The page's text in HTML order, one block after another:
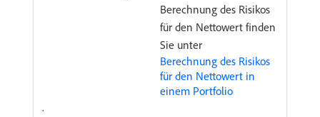
Berechnung des Risikos
für den Nettowert finden
Sie unter
Berechnung des Risikos
für den Nettowert in
einem Portfolio
.